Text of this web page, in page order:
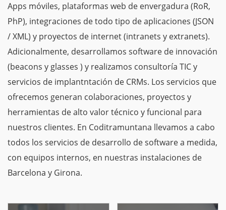
Apps móviles, plataformas web de envergadura (RoR,
PhP), integraciones de todo tipo de aplicaciones (JSON
/ XML) y proyectos de internet (intranets y extranets).
Adicionalmente, desarrollamos software de innovación
(beacons y glasses ) y realizamos consultoría TIC y
servicios de implantntación de CRMs. Los servicios que
ofrecemos generan colaboraciones, proyectos y
herramientas de alto valor técnico y funcional para
nuestros clientes. En Coditramuntana llevamos a cabo
todos los servicios de desarrollo de software a medida,
con equipos internos, en nuestras instalaciones de
Barcelona y Girona.